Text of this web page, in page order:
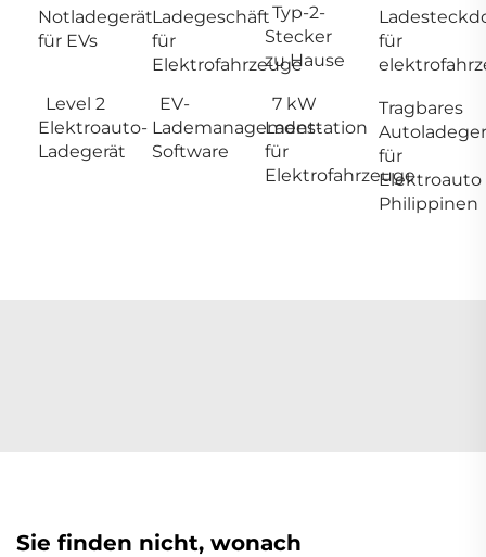
Notladegerät
für EVs
Ladegeschäft
für
Elektrofahrzeuge
Typ-2-
Stecker
zu Hause
für
Level 2
Elektroauto-
Ladegerät
EV-
Lademanagement-
Software
7 kW
Ladestation
für
Elektrofahrzeuge
Tragbares
für
Elektroauto
Philippinen
Sie finden nicht, wonach